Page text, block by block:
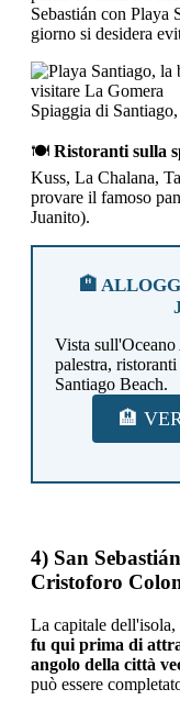
Sebastián con Playa
giorno si desidera
Spiaggia di
🍽️ Ristoranti sulla
Kuss, La Chalana,
provare il famoso
Juanito).
🏨
Vista
palestra,
Santiago Beach.
🏨
4) San
Cristoforo
La capitale dell'isola,
fu qui prima di
angolo della città
può essere